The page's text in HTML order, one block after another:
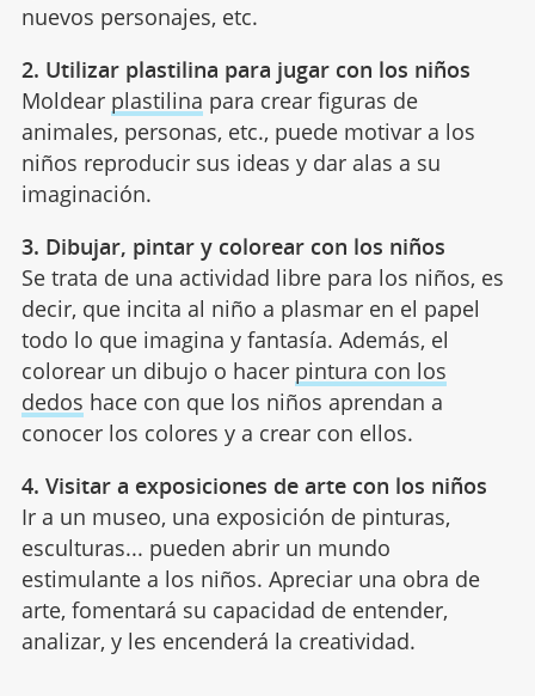
nuevos personajes, etc.
2. Utilizar plastilina para jugar con los niños
Moldear plastilina para crear figuras de
animales, personas, etc., puede motivar a los
niños reproducir sus ideas y dar alas a su
imaginación.
3. Dibujar, pintar y colorear con los niños
Se trata de una actividad libre para los niños, es
decir, que incita al niño a plasmar en el papel
todo lo que imagina y fantasía. Además, el
colorear un dibujo o hacer pintura con los
dedos hace con que los niños aprendan a
conocer los colores y a crear con ellos.
4. Visitar a exposiciones de arte con los niños
Ir a un museo, una exposición de pinturas,
esculturas... pueden abrir un mundo
estimulante a los niños. Apreciar una obra de
arte, fomentará su capacidad de entender,
analizar, y les encenderá la creatividad.